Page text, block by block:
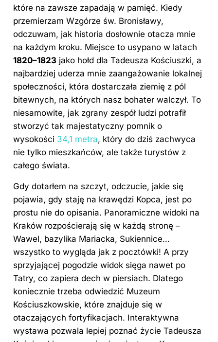
które na zawsze zapadają w pamięć. Kiedy
przemierzam Wzgórze św. Bronisławy,
odczuwam, jak historia dosłownie otacza mnie
na każdym kroku. Miejsce to usypano w latach
1820–1823 jako hołd dla Tadeusza Kościuszki, a
najbardziej uderza mnie zaangażowanie lokalnej
społeczności, która dostarczała ziemię z pól
bitewnych, na których nasz bohater walczył. To
niesamowite, jak zgrany zespół ludzi potrafił
stworzyć tak majestatyczny pomnik o
wysokości 34,1 metra, który do dziś zachwyca
nie tylko mieszkańców, ale także turystów z
całego świata.
Gdy dotarłem na szczyt, odczucie, jakie się
pojawia, gdy staję na krawędzi Kopca, jest po
prostu nie do opisania. Panoramiczne widoki na
Kraków rozpościerają się w każdą stronę –
Wawel, bazylika Mariacka, Sukiennice…
wszystko to wygląda jak z pocztówki! A przy
sprzyjającej pogodzie widok sięga nawet po
Tatry, co zapiera dech w piersiach. Dlatego
koniecznie trzeba odwiedzić Muzeum
Kościuszkowskie, które znajduje się w
otaczających fortyfikacjach. Interaktywna
wystawa pozwala lepiej poznać życie Tadeusza